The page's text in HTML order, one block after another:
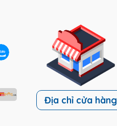
Địa chỉ cửa hàng